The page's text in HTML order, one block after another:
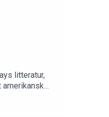
litteratur,
amerikansk